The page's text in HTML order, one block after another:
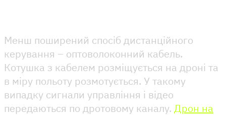
Менш поширений спосіб дистанційного
керування – оптоволоконний кабель.
Котушка з кабелем розміщується на дроні та
в міру польоту розмотується. У такому
випадку сигнали управління і відео
передаються по дротовому каналу. Дрон на